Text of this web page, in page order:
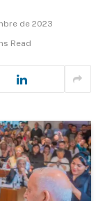
de 2023
Read